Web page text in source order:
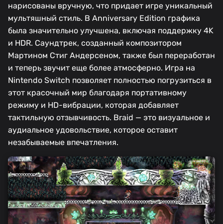
нарисованы вручную, что придает игре уникальный
мультяшный стиль. В Anniversary Edition графика
была значительно улучшена, включая поддержку 4K
и HDR. Саундтрек, созданный композитором
Мартином Стиг Андерсеном, также был переработан
и теперь звучит еще более атмосферно. Игра на
Nintendo Switch позволяет полностью погрузиться в
этот красочный мир благодаря портативному
режиму и HD-вибрации, которая добавляет
тактильную отзывчивость. Braid — это визуальное и
аудиальное удовольствие, которое оставит
незабываемые впечатления.